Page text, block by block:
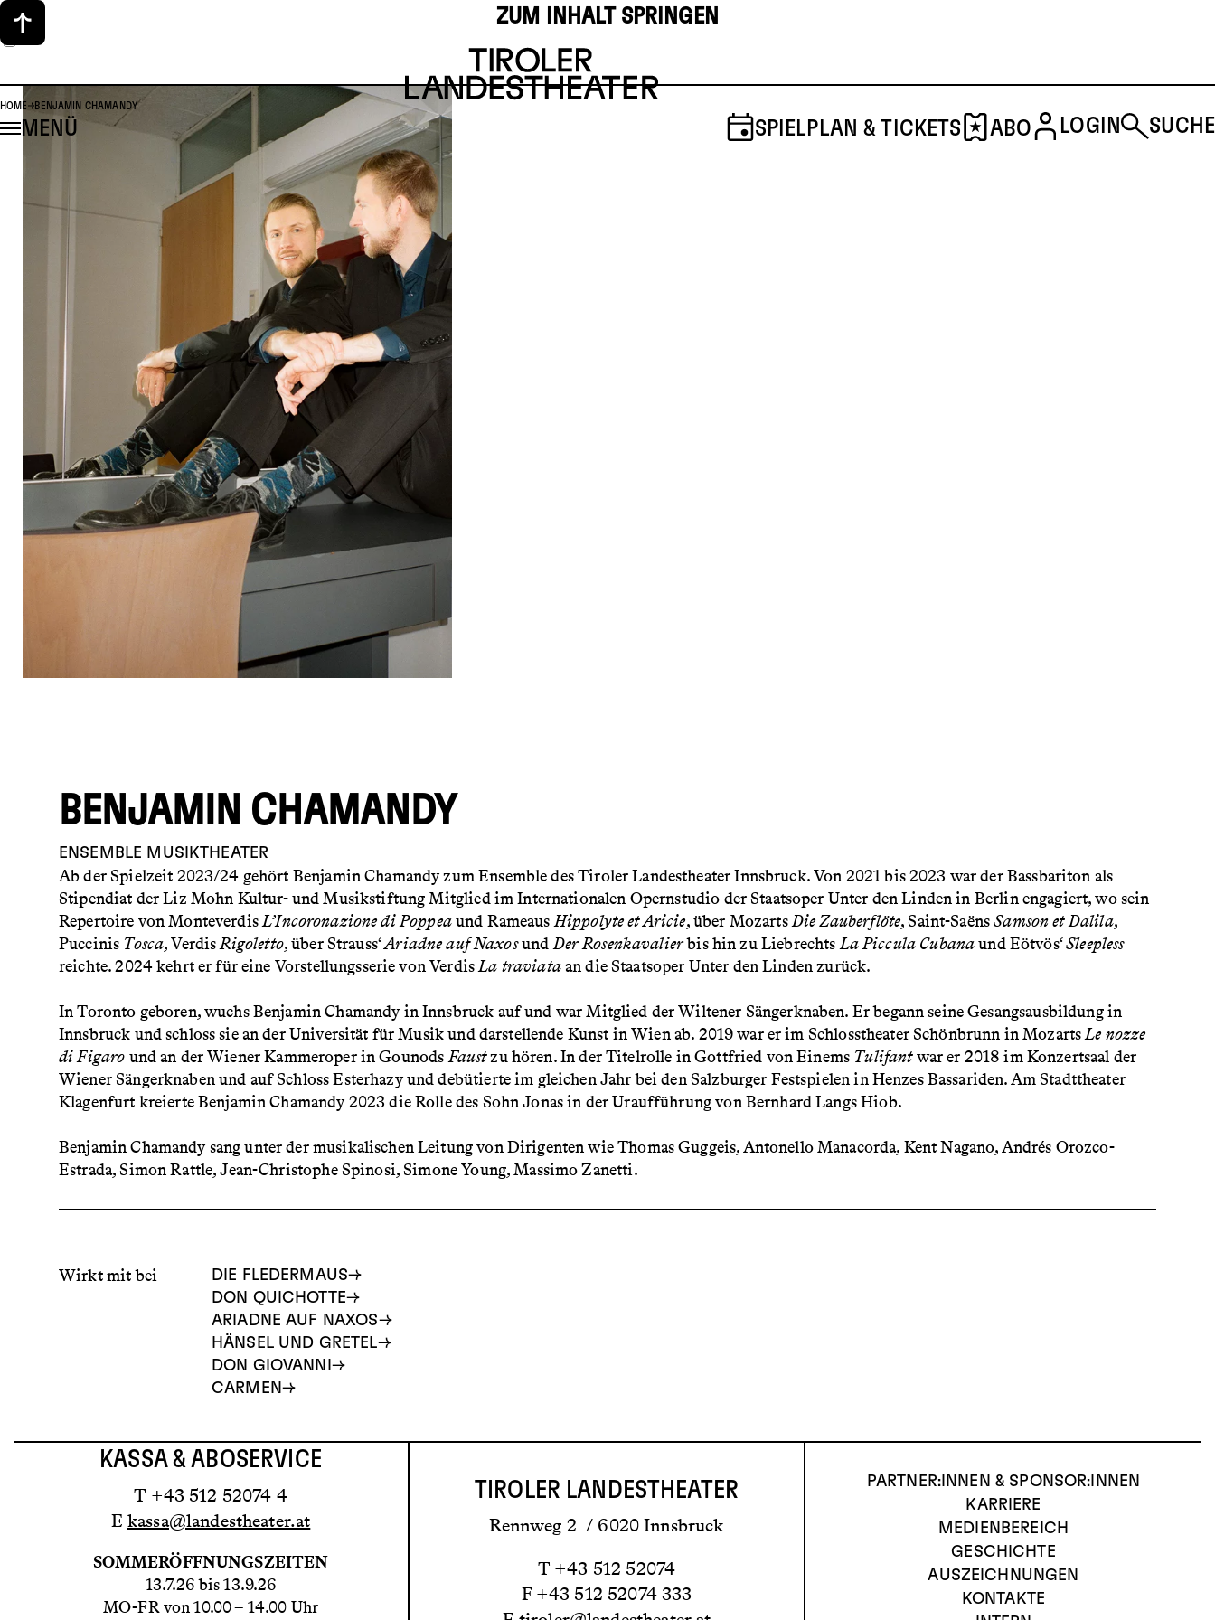
ZUM INHALT SPRINGEN
MENÜ SPIELPLAN & TICKETS ABO LOGIN SUCHE
HOME BENJAMIN CHAMANDY
BENJAMIN CHAMANDY
ENSEMBLE MUSIKTHEATER
Ab der Spielzeit 2023/24 gehört Benjamin Chamandy zum Ensemble des Tiroler Landestheater Innsbruck. Von 2021 bis 2023 war der Bassbariton als
Stipendiat der Liz Mohn Kultur- und Musikstiftung Mitglied im Internationalen Opernstudio der Staatsoper Unter den Linden in Berlin engagiert, wo sein
Repertoire von MonteverdisL’Incoronazione di Poppeaund RameausHippolyte et Aricie, über MozartsDie Zauberflöte, Saint-SaënsSamson et Dalila,
Puccinis Tosca, VerdisRigoletto, über Strauss‘Ariadne auf NaxosundDer Rosenkavalierbis hin zu LiebrechtsLa Piccula Cubanaund Eötvös‘Sleepless
reichte. 2024 kehrt er für eine Vorstellungsserie von VerdisLa traviataan die Staatsoper Unter den Linden zurück.
In Toronto geboren, wuchs Benjamin Chamandy in Innsbruck auf und war Mitglied der Wiltener Sängerknaben. Er begann seine Gesangsausbildung in
Innsbruck und schloss sie an der Universität für Musik und darstellende Kunst in Wien ab. 2019 war er im Schlosstheater Schönbrunn in MozartsLe nozze
di Figaro und an der Wiener Kammeroper in GounodsFaustzu hören. In der Titelrolle in Gottfried von Einems Tulifantwar er 2018 im Konzertsaal der
Wiener Sängerknaben und auf Schloss Esterhazy und debütierte im gleichen Jahr bei den Salzburger Festspielen in Henzes Bassariden. Am Stadttheater
Klagenfurt kreierte Benjamin Chamandy 2023 die Rolle des Sohn Jonas in der Uraufführung von Bernhard Langs Hiob.
Benjamin Chamandy sang unter der musikalischen Leitung von Dirigenten wie Thomas Guggeis, Antonello Manacorda, Kent Nagano, Andrés Orozco-
Estrada, Simon Rattle, Jean-Christophe Spinosi, Simone Young, Massimo Zanetti.
Wirkt mit bei
DIE FLEDERMAUS
DON QUICHOTTE
ARIADNE AUF NAXOS
HÄNSEL UND GRETEL
DON GIOVANNI
CARMEN
KASSA & ABOSERVICE
T +43 512 52074 4
E kassa@landestheater.at
SOMMERÖFFNUNGSZEITEN
13.7.26 bis 13.9.26
MO-FR von 10.00 – 14.00 Uhr
TIROLER LANDESTHEATER
Rennweg 2 / 6020 Innsbruck
T +43 512 52074
F +43 512 52074 333
PARTNER:INNEN & SPONSOR:INNEN
KARRIERE
MEDIENBEREICH
GESCHICHTE
AUSZEICHNUNGEN
KONTAKTE